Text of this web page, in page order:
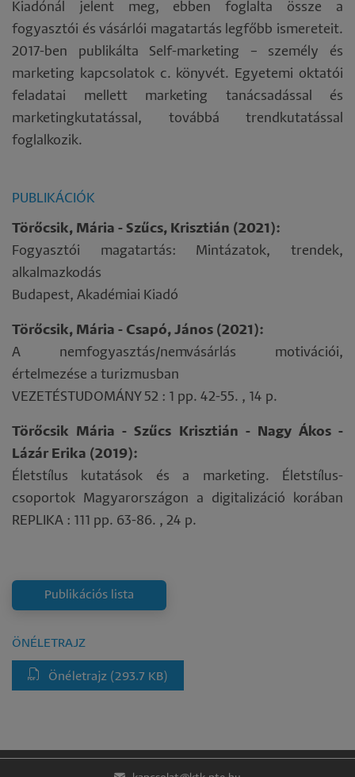
Kiadónál jelent meg, ebben foglalta össze a
fogyasztói és vásárlói magatartás legfőbb ismereteit.
2017-ben publikálta Self-marketing – személy és
marketing kapcsolatok c. könyvét. Egyetemi oktatói
feladatai mellett marketing tanácsadással és
marketingkutatással, továbbá trendkutatással
foglalkozik.
PUBLIKÁCIÓK
Törőcsik, Mária - Szűcs, Krisztián (2021):
Fogyasztói magatartás: Mintázatok, trendek,
alkalmazkodás
Budapest, Akadémiai Kiadó
Törőcsik, Mária - Csapó, János (2021):
A nemfogyasztás/nemvásárlás motivációi,
értelmezése a turizmusban
VEZETÉSTUDOMÁNY 52 : 1 pp. 42-55. , 14 p.
Törőcsik Mária - Szűcs Krisztián - Nagy Ákos -
Lázár Erika (2019):
Életstílus kutatások és a marketing. Életstílus-
csoportok Magyarországon a digitalizáció korában
REPLIKA : 111 pp. 63-86. , 24 p.
Publikációs lista
ÖNÉLETRAJZ
Önéletrajz (293.7 KB)